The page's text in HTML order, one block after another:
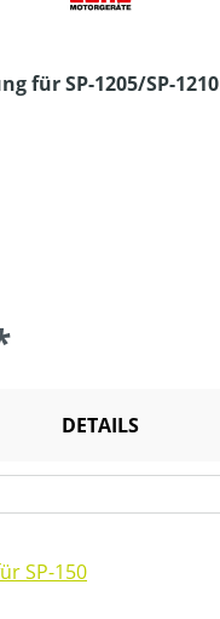
für SP-1205/SP-1210
DETAILS